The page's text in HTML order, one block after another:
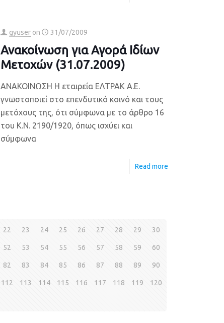
gyuser on 31/07/2009
Ανακοίνωση για Αγορά Ιδίων
Μετοχών (31.07.2009)
ΑΝΑΚΟΙΝΩΣΗ Η εταιρεία ΕΛΤΡΑΚ Α.Ε.
γνωστοποιεί στο επενδυτικό κοινό και τους
μετόχους της, ότι σύμφωνα με το άρθρο 16
του Κ.Ν. 2190/1920, όπως ισχύει και
σύμφωνα
Read more
22 23 24 25 26 27 28 29 30
52 53 54 55 56 57 58 59 60
82 83 84 85 86 87 88 89 90
112 113 114 115 116 117 118 119 120